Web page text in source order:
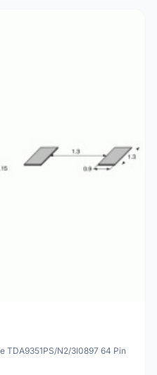
TDA9351PS/N2/3I0897 64 Pin